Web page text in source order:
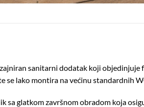
sanitarni dodatak koji
se lako montira na većinu standardnih
sa glatkom završnom obradom koja